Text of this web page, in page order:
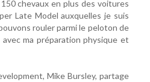
chevaux en plus des voitures
Late Model auxquelles je suis
rouler parmi le peloton de
ma préparation physique et
Mike Bursley, partage